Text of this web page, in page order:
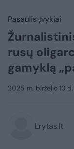
Pasaulis Įvykiai
rusų
gamyklą
2025 m. birželio 13 d.
Lrytas.lt